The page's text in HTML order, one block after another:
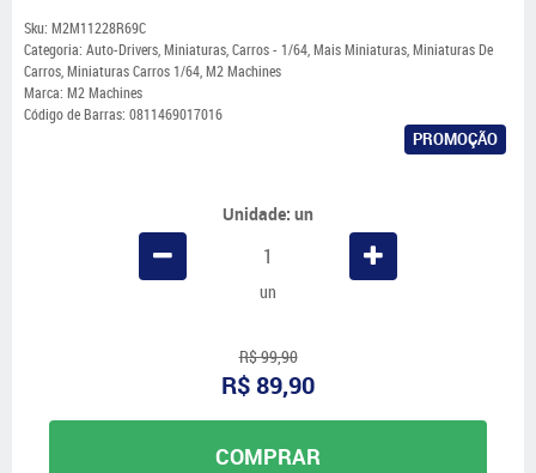
Sku: M2M11228R69C
Categoria: Auto-Drivers,Miniaturas,Carros - 1/64,Mais Miniaturas,Miniaturas De
Carros,Miniaturas Carros 1/64,M2 Machines
Marca: M2 Machines
Código de Barras: 0811469017016
PROMOÇÃO
Unidade: un
un
R$ 99,90
R$ 89,90
COMPRAR